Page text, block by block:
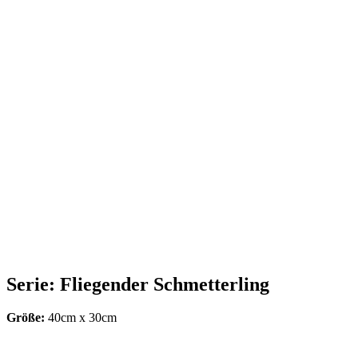
Serie: Fliegender Schmetterling
Größe: 40cm x 30cm